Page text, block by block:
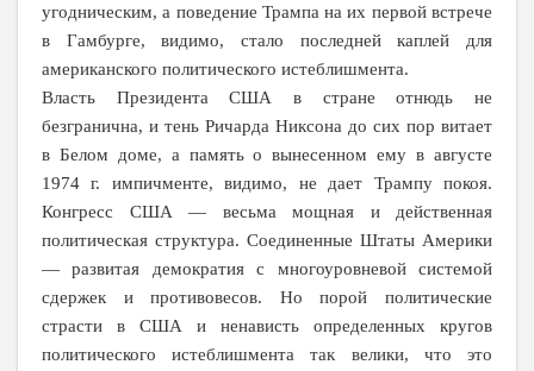
угодническим, а поведение Трампа на их первой встрече
в Гамбурге, видимо, стало последней каплей для
американского политического истеблишмента.
Власть Президента США в стране отнюдь не
безгранична, и тень Ричарда Никсона до сих пор витает
в Белом доме, а память о вынесенном ему в августе
1974 г. импичменте, видимо, не дает Трампу покоя.
Конгресс США — весьма мощная и действенная
политическая структура. Соединенные Штаты Америки
— развитая демократия с многоуровневой системой
сдержек и противовесов. Но порой политические
страсти в США и ненависть определенных кругов
политического истеблишмента так велики, что это